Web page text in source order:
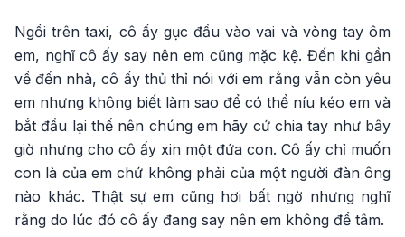
Ngồi trên taxi, cô ấy gục đầu vào vai và vòng tay ôm
em, nghĩ cô ấy say nên em cũng mặc kệ. Đến khi gần
về đến nhà, cô ấy thủ thỉ nói với em rằng vẫn còn yêu
em nhưng không biết làm sao để có thể níu kéo em và
bắt đầu lại thế nên chúng em hãy cứ chia tay như bây
giờ nhưng cho cô ấy xin một đứa con. Cô ấy chỉ muốn
con là của em chứ không phải của một người đàn ông
nào khác. Thật sự em cũng hơi bất ngờ nhưng nghĩ
rằng do lúc đó cô ấy đang say nên em không để tâm.